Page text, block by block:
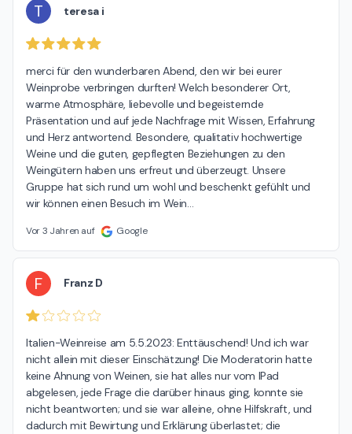
T teresa i
merci für den wunderbaren Abend, den wir bei eurer
Weinprobe verbringen durften! Welch besonderer Ort,
warme Atmosphäre, liebevolle und begeisternde
Präsentation und auf jede Nachfrage mit Wissen, Erfahrung
und Herz antwortend. Besondere, qualitativ hochwertige
Weine und die guten, gepflegten Beziehungen zu den
Weingütern haben uns erfreut und überzeugt. Unsere
Gruppe hat sich rund um wohl und beschenkt gefühlt und
wir können einen Besuch im Wein…
Vor 3 Jahren auf Google
F Franz D
Italien-Weinreise am 5.5.2023: Enttäuschend! Und ich war
nicht allein mit dieser Einschätzung! Die Moderatorin hatte
keine Ahnung von Weinen, sie hat alles nur vom IPad
abgelesen, jede Frage die darüber hinaus ging, konnte sie
nicht beantworten; und sie war alleine, ohne Hilfskraft, und
dadurch mit Bewirtung und Erklärung überlastet; die